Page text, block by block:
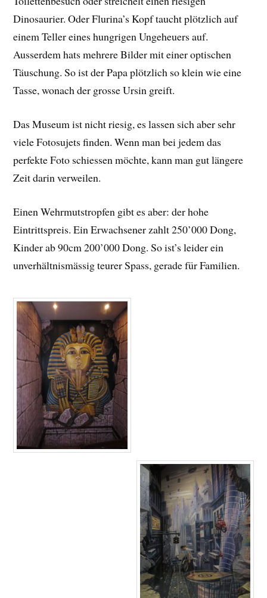
Dinosaurier. Oder Flurina’s Kopf taucht plötzlich auf
einem Teller eines hungrigen Ungeheuers auf.
Ausserdem hats mehrere Bilder mit einer optischen
Täuschung. So ist der Papa plötzlich so klein wie eine
Tasse, wonach der grosse Ursin greift.
Das Museum ist nicht riesig, es lassen sich aber sehr
viele Fotosujets finden. Wenn man bei jedem das
perfekte Foto schiessen möchte, kann man gut längere
Zeit darin verweilen.
Einen Wehrmutstropfen gibt es aber: der hohe
Eintrittspreis. Ein Erwachsener zahlt 250’000 Dong,
Kinder ab 90cm 200’000 Dong. So ist’s leider ein
unverhältnismässig teurer Spass, gerade für Familien.